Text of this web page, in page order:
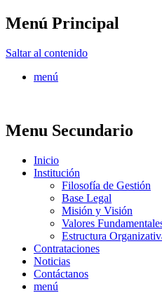
Menú Principal
Saltar al contenido
menú
Menu Secundario
Inicio
Institución
Filosofía de Gestión
Base Legal
Misión y Visión
Valores
Estructura
Contrataciones
Noticias
Contáctanos
menú